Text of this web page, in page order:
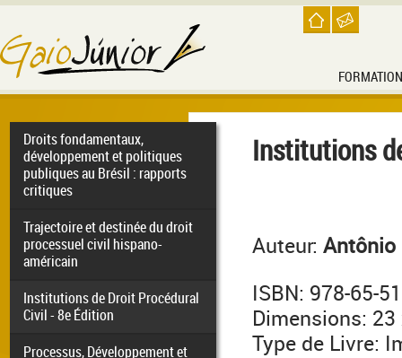
FORMATION
Droits fondamentaux,
développement et politiques
publiques au Brésil : rapports
critiques
Trajectoire et destinée du droit
processuel civil hispano-
américain
Institutions de Droit Procédural
Civil - 8e Édition
Processus, Développement et
Institutions
Auteur: Antônio
ISBN: 978-65-
Dimensions:
Type de Livre: